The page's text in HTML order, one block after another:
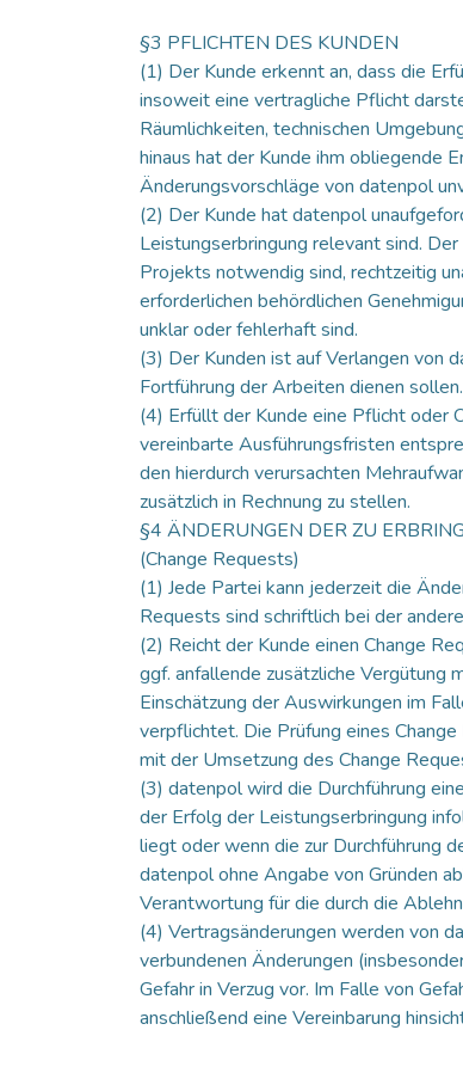
§3 PFLICHTEN DES KUNDEN
(1) Der Kunde erkennt an, dass die
insoweit eine vertragliche Pflicht
Räumlichkeiten, technischen
hinaus hat der Kunde ihm obliegende
Änderungsvorschläge von datenpol
(2) Der Kunde hat datenpol
Leistungserbringung relevant sind.
Projekts notwendig sind, rechtzeitig
erforderlichen behördlichen
unklar oder fehlerhaft sind.
(3) Der Kunden ist auf Verlangen von
Fortführung der Arbeiten dienen
(4) Erfüllt der Kunde eine Pflicht oder
vereinbarte Ausführungsfristen
den hierdurch verursachten
zusätzlich in Rechnung zu stellen.
§4 ÄNDERUNGEN DER ZU
(Change Requests)
(1) Jede Partei kann jederzeit die
Requests sind schriftlich bei der
(2) Reicht der Kunde einen Change
ggf. anfallende zusätzliche Vergütung
Einschätzung der Auswirkungen im
verpflichtet. Die Prüfung eines
mit der Umsetzung des Change
(3) datenpol wird die Durchführung
der Erfolg der Leistungserbringung
liegt oder wenn die zur Durchführung
datenpol ohne Angabe von Gründen
Verantwortung für die durch die
(4) Vertragsänderungen werden von
verbundenen Änderungen
Gefahr in Verzug vor. Im Falle von
anschließend eine Vereinbarung